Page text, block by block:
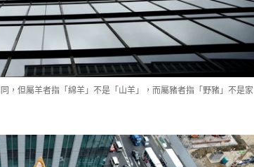
，但屬羊者指「綿羊」不是「山羊」，而屬豬者指「野豬」不是家